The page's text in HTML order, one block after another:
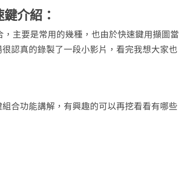
介紹：
主要是常用的幾種，也由於快速鍵用擷圖當
認真的錄製了一段小影片，看完我想大家也
合功能講解，有興趣的可以再挖看看有哪些